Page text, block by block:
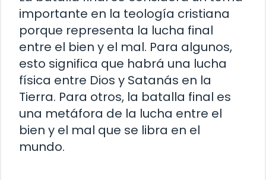
importante en la teología cristiana
porque representa la lucha final
entre el bien y el mal. Para algunos,
esto significa que habrá una lucha
física entre Dios y Satanás en la
Tierra. Para otros, la batalla final es
una metáfora de la lucha entre el
bien y el mal que se libra en el
mundo.